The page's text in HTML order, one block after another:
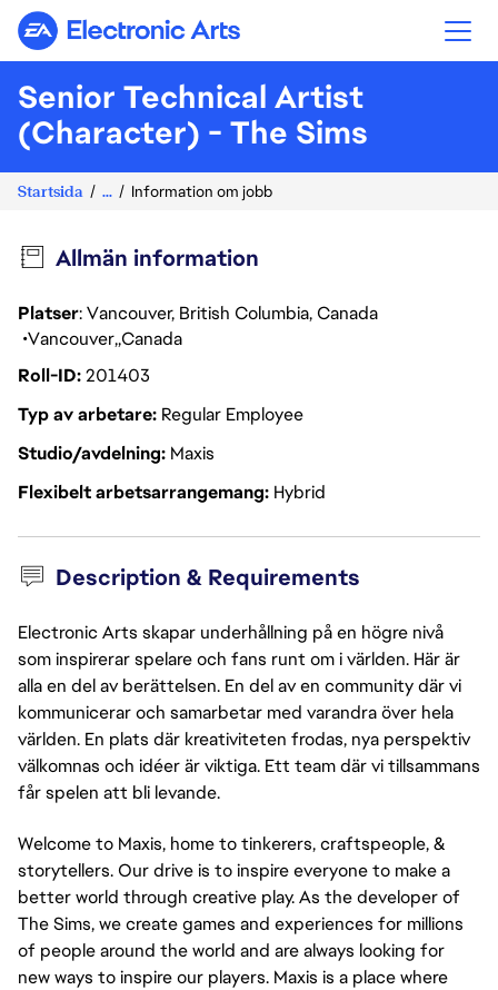
Electronic Arts
Senior Technical Artist
(Character) - The Sims
Startsida ... Information om jobb
Allmän information
Platser: Vancouver, British Columbia, Canada
Vancouver Canada
Roll-ID201403
Typ av arbetare Regular Employee
Studio/avdelning Maxis
Flexibelt arbetsarrangemang Hybrid
Description & Requirements
Electronic Arts skapar underhållning på en högre nivå
som inspirerar spelare och fans runt om i världen. Här är
alla en del av berättelsen. En del av en community där vi
kommunicerar och samarbetar med varandra över hela
världen. En plats där kreativiteten frodas, nya perspektiv
välkomnas och idéer är viktiga. Ett team där vi tillsammans
får spelen att bli levande.
Welcome to Maxis, home to tinkerers, craftspeople, &
storytellers. Our drive is to inspire everyone to make a
better world through creative play. As the developer of
The Sims, we create games and experiences for millions
of people around the world and are always looking for
new ways to inspire our players. Maxis is a place where